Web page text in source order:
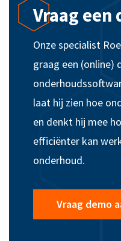
Vraag een
Onze specialist
graag een (online)
laat hij zien hoe
en denkt hij mee
efficiënter kan
onderhoud.
Vraag demo